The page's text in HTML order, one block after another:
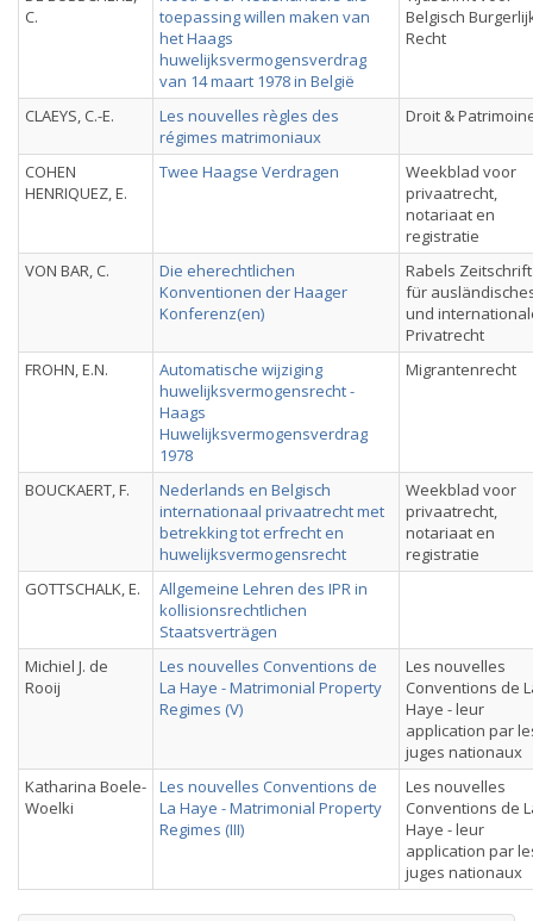
C.
toepassing willen maken van
het Haags
huwelijksvermogensverdrag
van 14 maart 1978 in België
Belgisch
Recht
CLAEYS, C.-E.
Les nouvelles règles des
régimes matrimoniaux
Droit &
COHEN
HENRIQUEZ, E.
Twee Haagse Verdragen
Weekblad voor
privaatrecht,
notariaat en
registratie
VON BAR, C.
Die eherechtlichen
Konventionen der Haager
Konferenz(en)
Rabels Zeitschrift
für
und
Privatrecht
FROHN, E.N.
Automatische wijziging
huwelijksvermogensrecht -
Haags
Huwelijksvermogensverdrag
1978
Migrantenrecht
BOUCKAERT, F.
Nederlands en Belgisch
internationaal privaatrecht met
betrekking tot erfrecht en
huwelijksvermogensrecht
Weekblad voor
privaatrecht,
notariaat en
registratie
GOTTSCHALK, E.
Allgemeine Lehren des IPR in
kollisionsrechtlichen
Staatsverträgen
Michiel J. de
Rooij
Les nouvelles Conventions de
La Haye - Matrimonial Property
Regimes (V)
Les nouvelles
Conventions de
Haye - leur
application par
juges nationaux
Katharina Boele-
Woelki
Les nouvelles Conventions de
La Haye - Matrimonial Property
Regimes (III)
Les nouvelles
Conventions de
Haye - leur
application par
juges nationaux